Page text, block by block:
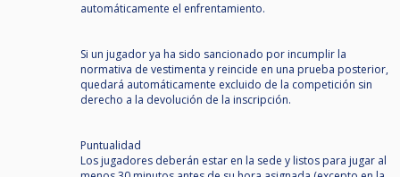
automáticamente el enfrentamiento.
Si un jugador ya ha sido sancionado por incumplir la
normativa de vestimenta y reincide en una prueba posterior,
quedará automáticamente excluido de la competición sin
derecho a la devolución de la inscripción.
Puntualidad
Los jugadores deberán estar en la sede y listos para jugar al